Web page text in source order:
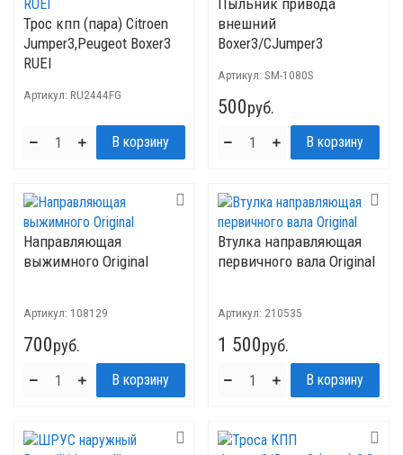
Трос кпп (пара) Citroen
Jumper3,Peugeot Boxer3
RUEI
Артикул: RU2444FG
Пыльник привода
внешний
Boxer3/CJumper3
Артикул: SM-1080S
500руб.
Направляющая
выжимного Original
Артикул: 108129
700руб.
Втулка направляющая
первичного вала Original
Артикул: 210535
1 500руб.